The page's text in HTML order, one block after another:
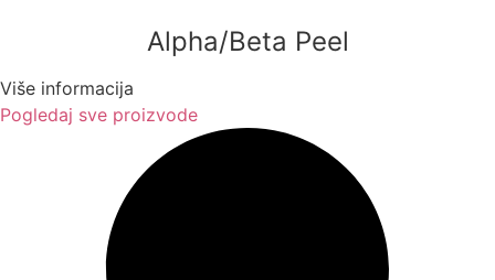
Alpha/Beta Peel
Više informacija
Pogledaj sve proizvode